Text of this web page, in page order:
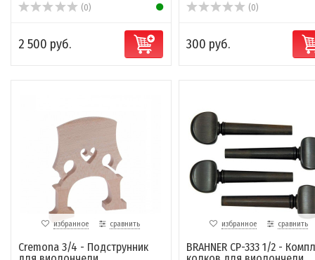
(0)
2 500 руб.
(0)
300 руб.
избранное сравнить
Cremona 3/4 - Подструнник
избранное сравнить
BRAHNER CP-333 1/2 -